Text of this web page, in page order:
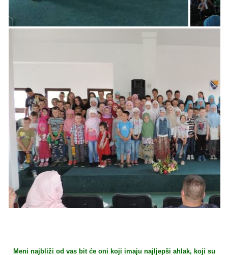
Meni najbliži od vas bit će oni koji imaju najljepši ahlak, koji su